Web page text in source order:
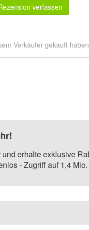
verfassen
Verkäufer gekauft
erhalte exklusive
- Zugriff auf 1,4